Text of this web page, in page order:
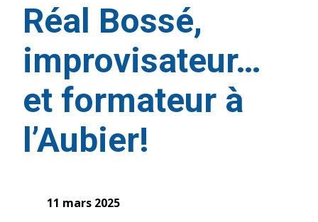
Réal Bossé,
improvisateur…
et formateur à
l’Aubier!
11 mars 2025